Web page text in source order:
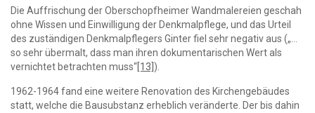
Die Auffrischung der Oberschopfheimer Wandmalereien geschah
ohne Wissen und Einwilligung der Denkmalpflege, und das Urteil
des zuständigen Denkmalpflegers Ginter fiel sehr negativ aus („…
so sehr übermalt, dass man ihren dokumentarischen Wert als
vernichtet betrachten muss“ [13] ).
1962-1964 fand eine weitere Renovation des Kirchengebäudes
statt, welche die Bausubstanz erheblich veränderte. Der bis dahin